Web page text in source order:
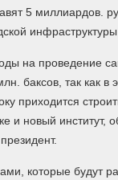
5 миллиардов.
на проведение
баксов, так как в
приходится
и новый институт,
которые будут